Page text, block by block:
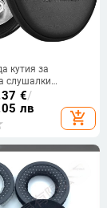
кутия за
слушалки
чанта
режим на покой,
EVA на склад
€/
лв
add_shopping_cart